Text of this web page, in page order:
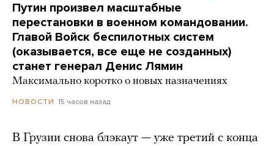
Путин произвел масштабные
перестановки в военном командовании.
Главой Войск беспилотных систем
(оказывается, все еще не созданных)
станет генерал Денис Лямин
Максимально коротко о новых назначениях
НОВОСТИ 15 часов назад
В Грузии снова блэкаут — уже третий с конца